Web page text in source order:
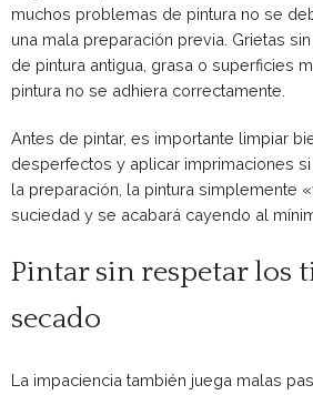
muchos problemas de pintura no se
una mala preparación previa. Grietas
de pintura antigua, grasa o superficies
pintura no se adhiera correctamente.
Antes de pintar, es importante limpiar
desperfectos y aplicar imprimaciones si
la preparación, la pintura simplemente
suciedad y se acabará cayendo al
Pintar sin respetar los
secado
La impaciencia también juega malas